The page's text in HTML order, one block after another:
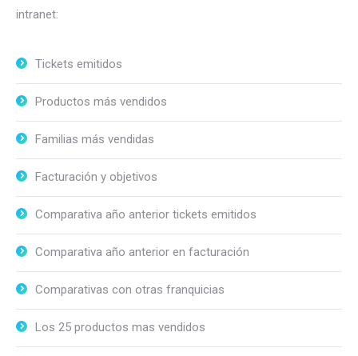
intranet:
Tickets emitidos
Productos más vendidos
Familias más vendidas
Facturación y objetivos
Comparativa año anterior tickets emitidos
Comparativa año anterior en facturación
Comparativas con otras franquicias
Los 25 productos mas vendidos